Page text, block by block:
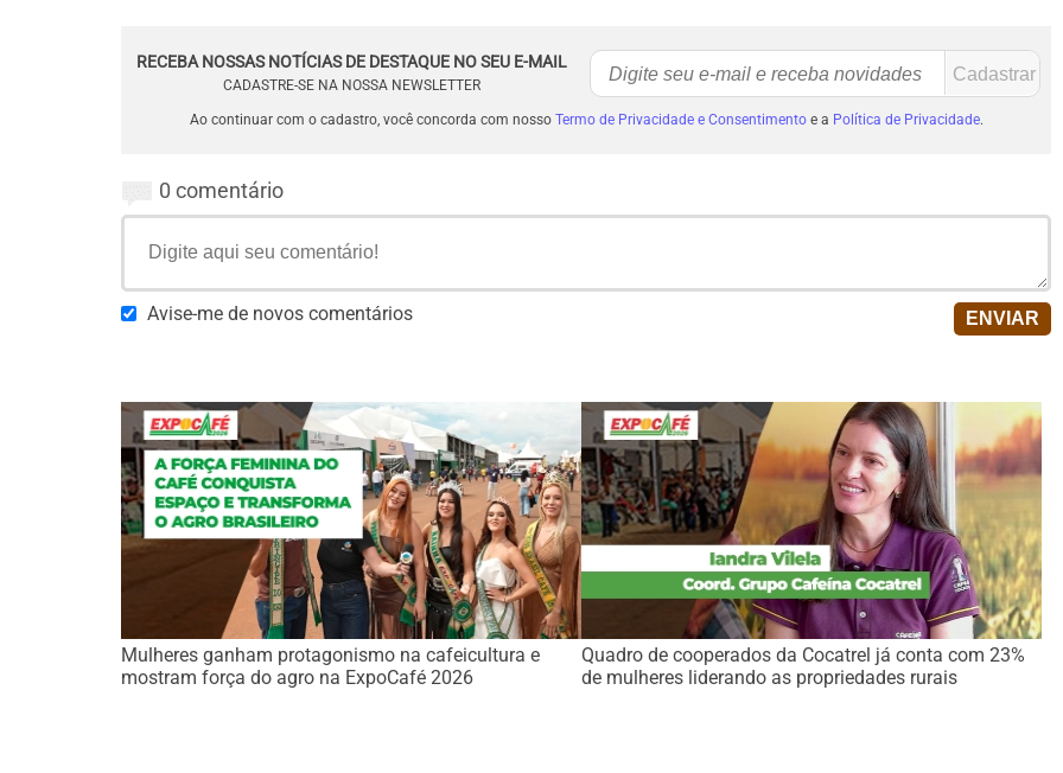
RECEBA NOSSAS NOTÍCIAS DE DESTAQUE NO SEU E-MAIL
CADASTRE-SE NA NOSSA NEWSLETTER
Ao continuar com o cadastro, você concorda com nosso Termo de Privacidade e Consentimentoe a Política de Privacidade.
0 comentário
Avise-me de novos comentários
Mulheres ganham protagonismo na cafeicultura e
mostram força do agro na ExpoCafé 2026
Quadro de cooperados da Cocatrel já conta com 23%
de mulheres liderando as propriedades rurais